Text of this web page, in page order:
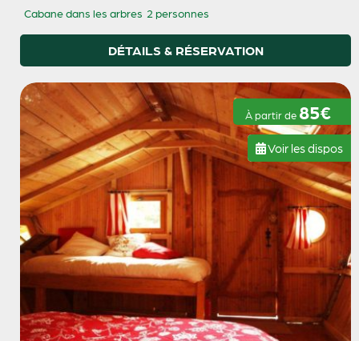
Cabane dans les arbres 2 personnes
DÉTAILS & RÉSERVATION
À partir de 85€
Voir les dispos